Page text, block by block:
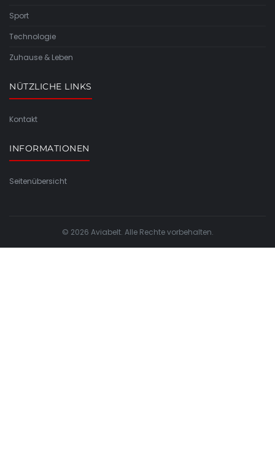
Sport
Technologie
Zuhause & Leben
NÜTZLICHE LINKS
Kontakt
INFORMATIONEN
Seitenübersicht
© 2026 Aviabelt. Alle Rechte vorbehalten.